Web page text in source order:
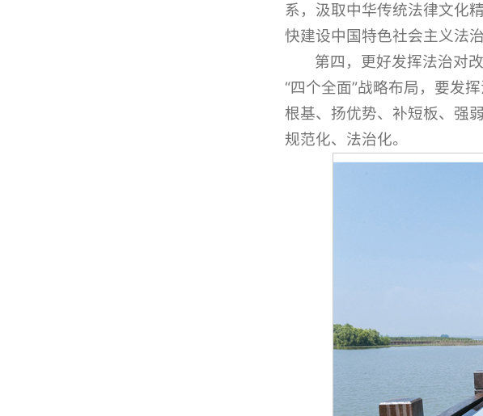
系，汲取中华传统法律文化
快建设中国特色社会主义法治
第四，更好发挥法治对
“四个全面”战略布局，要发
根基、扬优势、补短板、强
规范化、法治化。